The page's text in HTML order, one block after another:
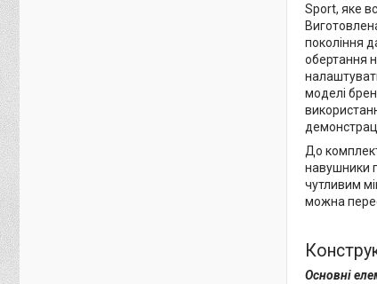
Sport, яке
покоління
обертання
моделі
До
навушники
чутливим
можна
Основні